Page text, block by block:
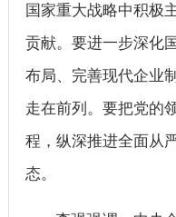
国家重大战略中积极
贡献。要进一步深化
布局、完善现代企业
走在前列。要把党的
程，纵深推进全面从
态。